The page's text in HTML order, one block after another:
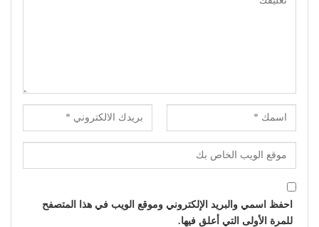
احفظ اسمي والبريد الإلكتروني وموقع الويب في هذا المتصفح
للمرة الأولى التي أعلق فيها.